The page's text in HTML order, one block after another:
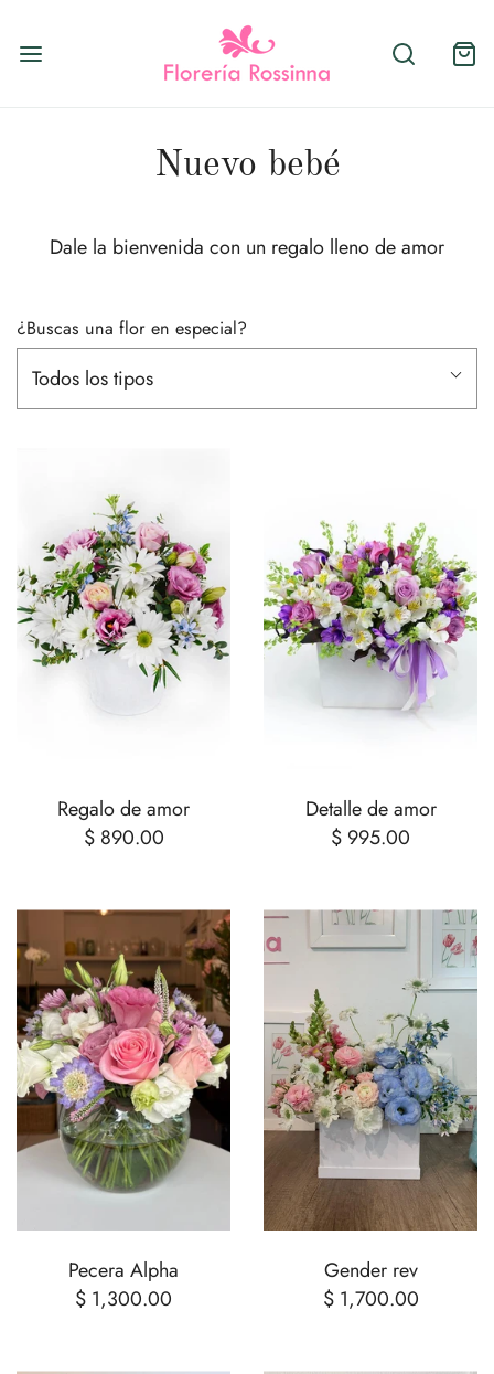
Nuevo bebé
Dale la bienvenida con un regalo lleno de amor
¿Buscas una flor en especial?
Todos los tipos
Regalo de amor
$ 890.00
Detalle de amor
$ 995.00
Pecera Alpha
$ 1,300.00
Gender rev
$ 1,700.00